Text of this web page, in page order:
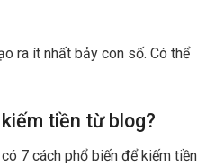
ra ít nhất bảy con số. Có thể
tiền từ blog?
7 cách phổ biến để kiếm tiền